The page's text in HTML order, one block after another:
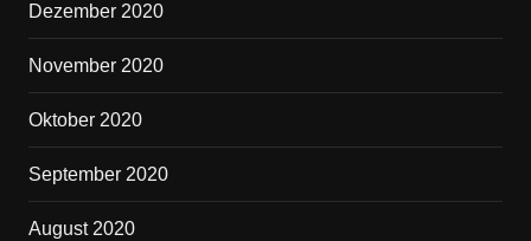
Dezember 2020
November 2020
Oktober 2020
September 2020
August 2020